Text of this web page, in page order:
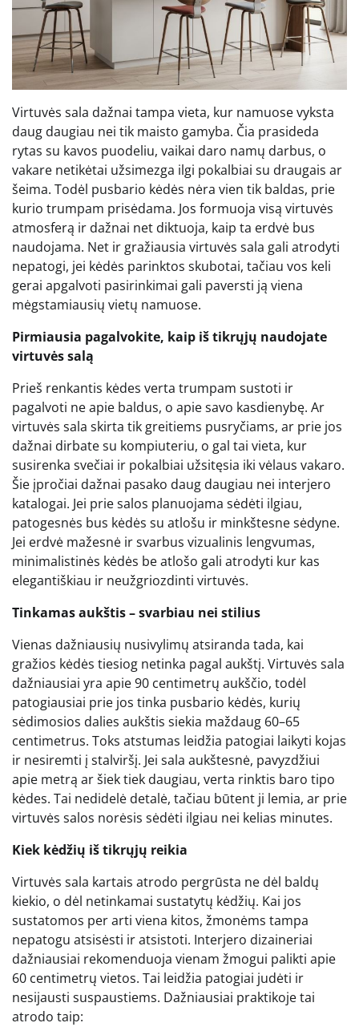
Virtuvės sala dažnai tampa vieta, kur namuose vyksta
daug daugiau nei tik maisto gamyba. Čia prasideda
rytas su kavos puodeliu, vaikai daro namų darbus, o
vakare netikėtai užsimezga ilgi pokalbiai su draugais ar
šeima. Todėl pusbario kėdės nėra vien tik baldas, prie
kurio trumpam prisėdama. Jos formuoja visą virtuvės
atmosferą ir dažnai net diktuoja, kaip ta erdvė bus
naudojama. Net ir gražiausia virtuvės sala gali atrodyti
nepatogi, jei kėdės parinktos skubotai, tačiau vos keli
gerai apgalvoti pasirinkimai gali paversti ją viena
mėgstamiausių vietų namuose.
Pirmiausia pagalvokite, kaip iš tikrųjų naudojate
virtuvės salą
Prieš renkantis kėdes verta trumpam sustoti ir
pagalvoti ne apie baldus, o apie savo kasdienybę. Ar
virtuvės sala skirta tik greitiems pusryčiams, ar prie jos
dažnai dirbate su kompiuteriu, o gal tai vieta, kur
susirenka svečiai ir pokalbiai užsitęsia iki vėlaus vakaro.
Šie įpročiai dažnai pasako daug daugiau nei interjero
katalogai. Jei prie salos planuojama sėdėti ilgiau,
patogesnės bus kėdės su atlošu ir minkštesne sėdyne.
Jei erdvė mažesnė ir svarbus vizualinis lengvumas,
minimalistinės kėdės be atlošo gali atrodyti kur kas
elegantiškiau ir neužgriozdinti virtuvės.
Tinkamas aukštis – svarbiau nei stilius
Vienas dažniausių nusivylimų atsiranda tada, kai
gražios kėdės tiesiog netinka pagal aukštį. Virtuvės sala
dažniausiai yra apie 90 centimetrų aukščio, todėl
patogiausiai prie jos tinka pusbario kėdės, kurių
sėdimosios dalies aukštis siekia maždaug 60–65
centimetrus. Toks atstumas leidžia patogiai laikyti kojas
ir nesiremti į stalviršį. Jei sala aukštesnė, pavyzdžiui
apie metrą ar šiek tiek daugiau, verta rinktis baro tipo
kėdes. Tai nedidelė detalė, tačiau būtent ji lemia, ar prie
virtuvės salos norėsis sėdėti ilgiau nei kelias minutes.
Kiek kėdžių iš tikrųjų reikia
Virtuvės sala kartais atrodo pergrūsta ne dėl baldų
kiekio, o dėl netinkamai sustatytų kėdžių. Kai jos
sustatomos per arti viena kitos, žmonėms tampa
nepatogu atsisėsti ir atsistoti. Interjero dizaineriai
dažniausiai rekomenduoja vienam žmogui palikti apie
60 centimetrų vietos. Tai leidžia patogiai judėti ir
nesijausti suspaustiems. Dažniausiai praktikoje tai
atrodo taip: